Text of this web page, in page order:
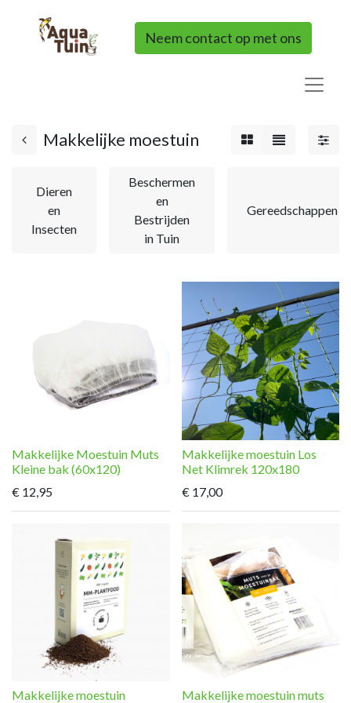
Neem contact op met ons
Makkelijke moestuin
Dieren
en
Insecten
Beschermen
en
Bestrijden
in Tuin
Gereedschappen
Makkelijke Moestuin Muts
Kleine bak (60x120)
€ 12,95
Makkelijke moestuin Los
Net Klimrek 120x180
€ 17,00
Makkelijke moestuin
Makkelijke moestuin muts